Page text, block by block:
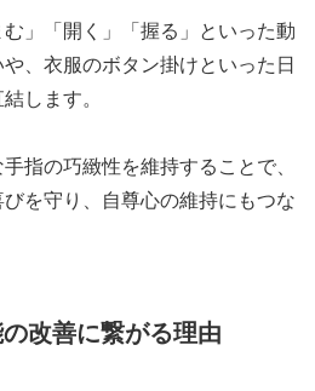
」「開く」「握る」といった動
、衣服のボタン掛けといった日
します。
指の巧緻性を維持することで、
を守り、自尊心の維持にもつな
改善に繋がる理由